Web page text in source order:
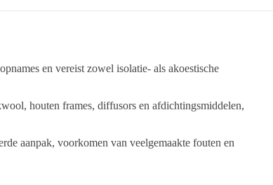
en vereist zowel isolatie- als akoestische
houten frames, diffusors en afdichtingsmiddelen,
aanpak, voorkomen van veelgemaakte fouten en